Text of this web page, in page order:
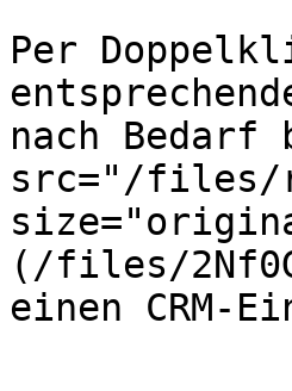
Per
nach Bedarf
src="/files/
(/files/